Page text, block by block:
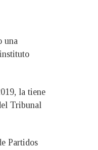
una
la tiene
Tribunal
Partidos